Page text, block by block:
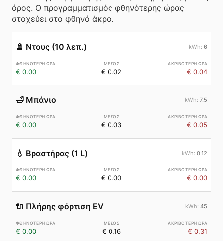
όρος. Ο προγραμματισμός φθηνότερης ώρας
στοχεύει στο φθηνό άκρο.
🚿 Ντους (10 λεπ.) 6
€ 0.00 € 0.02 € 0.04
🛁 Μπάνιο 7.5
€ 0.00 € 0.03 € 0.05
💧 Βραστήρας (1 L) 0.12
€ 0.00 € 0.00 € 0.00
🔌 Πλήρης φόρτιση EV 45
€ 0.00 € 0.16 € 0.31